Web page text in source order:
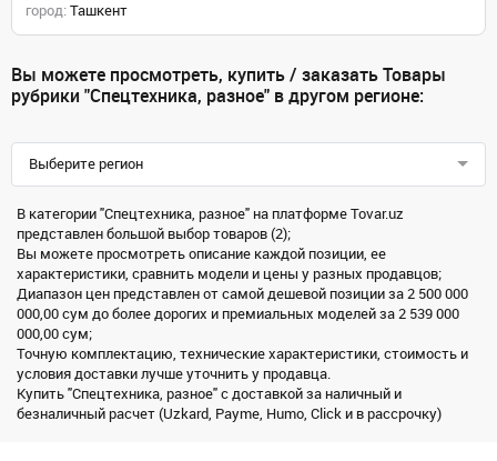
город: Ташкент
Вы можете просмотреть, купить / заказать Товары
рубрики "Спецтехника, разное" в другом регионе:
Выберите регион
В категории "Спецтехника, разное" на платформе Tovar.uz
представлен большой выбор товаров (2);
Вы можете просмотреть описание каждой позиции, ее
характеристики, сравнить модели и цены у разных продавцов;
Диапазон цен представлен от самой дешевой позиции за 2 500 000
000,00 сум до более дорогих и премиальных моделей за 2 539 000
000,00 сум;
Точную комплектацию, технические характеристики, стоимость и
условия доставки лучше уточнить у продавца.
Купить "Спецтехника, разное" с доставкой за наличный и
безналичный расчет (Uzkard, Payme, Humo, Click и в рассрочку)